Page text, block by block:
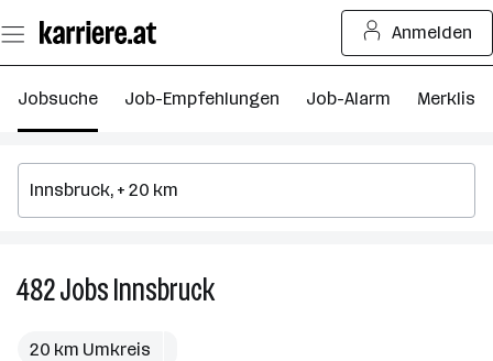
Seiteninhalt
springen
Anmelden
Jobsuche Job-Empfehlungen Job-Alarm Merkliste
482JobsInnsbruck482
20 km Umkreis